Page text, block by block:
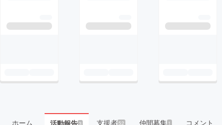
ホーム 3 支援者52 仲間募集 1 コメント